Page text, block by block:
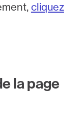
cliquez
la page